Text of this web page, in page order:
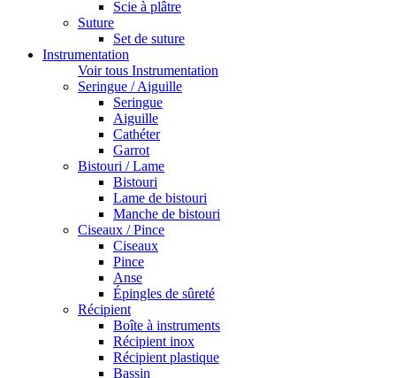
Scie à plâtre
Suture
Set de suture
Instrumentation
Voir tous Instrumentation
Seringue / Aiguille
Seringue
Aiguille
Cathéter
Garrot
Bistouri / Lame
Bistouri
Lame de bistouri
Manche de bistouri
Ciseaux / Pince
Ciseaux
Pince
Anse
Épingles de sûreté
Récipient
Boîte à instruments
Récipient inox
Récipient plastique
Bassin